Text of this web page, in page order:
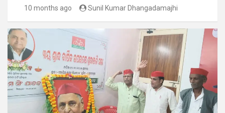
10 months ago Sunil Kumar Dhangadamajhi